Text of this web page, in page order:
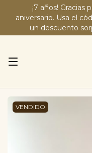
¡7 años!
aniversario. Usa el
un descuento